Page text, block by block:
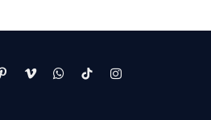
PinterestVimeoWhatsApp
TikTokInstagram